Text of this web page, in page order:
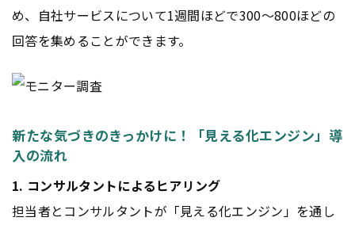
め、自社サービスについて1週間ほどで300～800ほどの
回答を集めることができます。
新たな気づきのきっかけに！「見える化エンジン」導
入の流れ
1. コンサルタントによるヒアリング
担当者とコンサルタントが「見える化エンジン」を通し